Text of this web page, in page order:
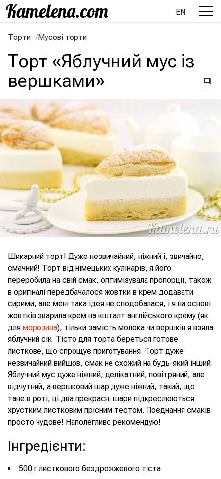
EN
Торти /Мусові торти
Торт «Яблучний мус із
вершками»
Шикарний торт! Дуже незвичайний, ніжний і, звичайно,
смачний! Торт від німецьких кулінарів, я його
переробила на свій смак, оптимізувала пропорції, також
в оригіналі передбачалося жовтки в крем додавати
сирими, але мені така ідея не сподобалася, і я на основі
жовтків зварила крем на кшталт англійського крему (як
для морозива), тільки замість молока чи вершків я взяла
яблучний сік. Тісто для торта береться готове
листкове, що спрощує приготування. Торт дуже
незвичайний вийшов, смак не схожий на будь-який інший.
Яблучний мус дуже ніжний, делікатний, повітряний, але
відчутний, а вершковий шар дуже ніжний, такий, що
тане в роті, ці два прекрасні шари підкреслюються
хрустким листковим прісним тестом. Поєднання смаків
просто чудове! Наполегливо рекомендую!
Інгредієнти:
500 г листкового бездрожжевого тіста